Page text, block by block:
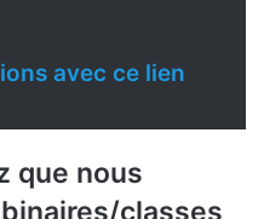
avec ce lien
que nous
classes